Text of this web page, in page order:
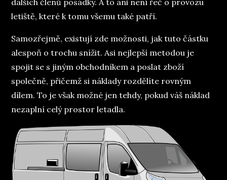
letiště, které k tomu všemu také patří.
Samozřejmě, existují zde možnosti, jak tuto částku
alespoň o trochu snížit. Asi nejlepší metodou je
spojit se s jiným obchodníkem a poslat zboží
společně, přičemž si náklady rozdělíte rovným
dílem. To je však možné jen tehdy, pokud váš náklad
nezaplní celý prostor letadla.